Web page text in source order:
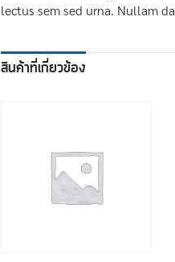
lectus sem sed urna. Nullam
สินค้าที่เกี่ยวข้อง